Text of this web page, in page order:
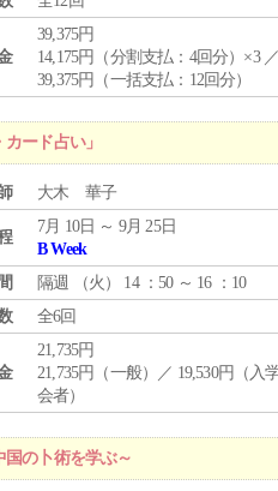
39,375円
14,175円（分割支払：4回分）×3
39,375円（一括支払：12回分）
ード占い」
大木 華子
7月 10日 ～ 9月 25日
B Week
隔週 （火 ） 14 ：50 ～ 16 ：10
全6回
21,735円
21,735円（一般）／ 19,530円（入
会者）
の卜術を学ぶ～